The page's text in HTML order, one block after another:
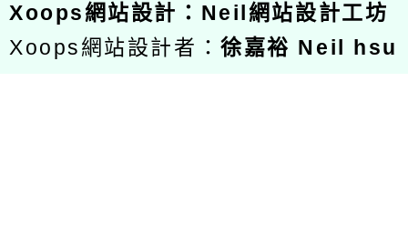
Xoops網站設計 ： Neil網站設計工坊
Xoops網站設計者：徐嘉裕 Neil hsu